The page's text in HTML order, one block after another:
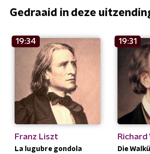
Gedraaid in deze
19:34
Franz Liszt
La lugubre gondola
19:31
Richard
Die